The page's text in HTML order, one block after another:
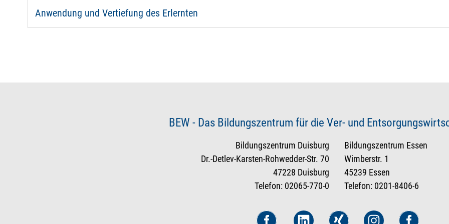
Anwendung und Vertiefung des Erlernten
BEW - Das Bildungszentrum für die Ver- und
Bildungszentrum Duisburg
Dr.-Detlev-Karsten-Rohwedder-Str. 70
47228 Duisburg
Telefon: 02065-770-0
Bildungszentrum Essen
Wimberstr. 1
45239 Essen
Telefon: 0201-8406-6